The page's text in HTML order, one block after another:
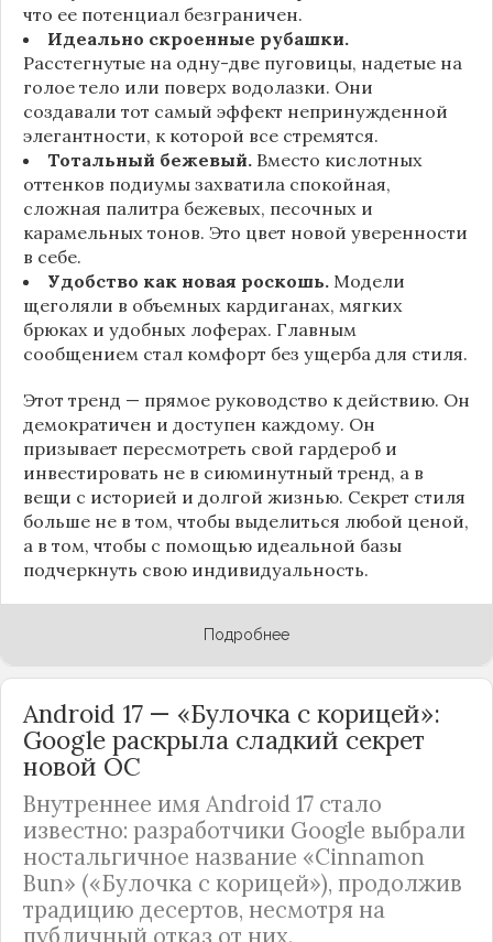
что ее потенциал безграничен.
Идеально скроенные рубашки.
Расстегнутые на одну-две пуговицы, надетые на
голое тело или поверх водолазки. Они
создавали тот самый эффект непринужденной
элегантности, к которой все стремятся.
Тотальный бежевый. Вместо кислотных
оттенков подиумы захватила спокойная,
сложная палитра бежевых, песочных и
карамельных тонов. Это цвет новой уверенности
в себе.
Удобство как новая роскошь. Модели
щеголяли в объемных кардиганах, мягких
брюках и удобных лоферах. Главным
сообщением стал комфорт без ущерба для стиля.
Этот тренд — прямое руководство к действию. Он
демократичен и доступен каждому. Он
призывает пересмотреть свой гардероб и
инвестировать не в сиюминутный тренд, а в
вещи с историей и долгой жизнью. Секрет стиля
больше не в том, чтобы выделиться любой ценой,
а в том, чтобы с помощью идеальной базы
подчеркнуть свою индивидуальность.
Подробнее
Android 17 — «Булочка с корицей»:
Google раскрыла сладкий секрет
новой ОС
Внутреннее имя Android 17 стало
известно: разработчики Google выбрали
ностальгичное название «Cinnamon
Bun» («Булочка с корицей»), продолжив
традицию десертов, несмотря на
публичный отказ от них.